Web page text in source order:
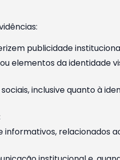
publicidade
elementos da identidade
inclusive quanto à
relacionados